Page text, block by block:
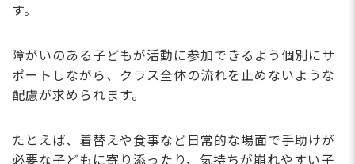
す。
障がいのある子どもが活動に参加できるよう個別にサ
ポートしながら、クラス全体の流れを止めないような
配慮が求められます。
たとえば、着替えや食事など日常的な場面で手助けが
必要な子どもに寄り添ったり、気持ちが崩れやすい子